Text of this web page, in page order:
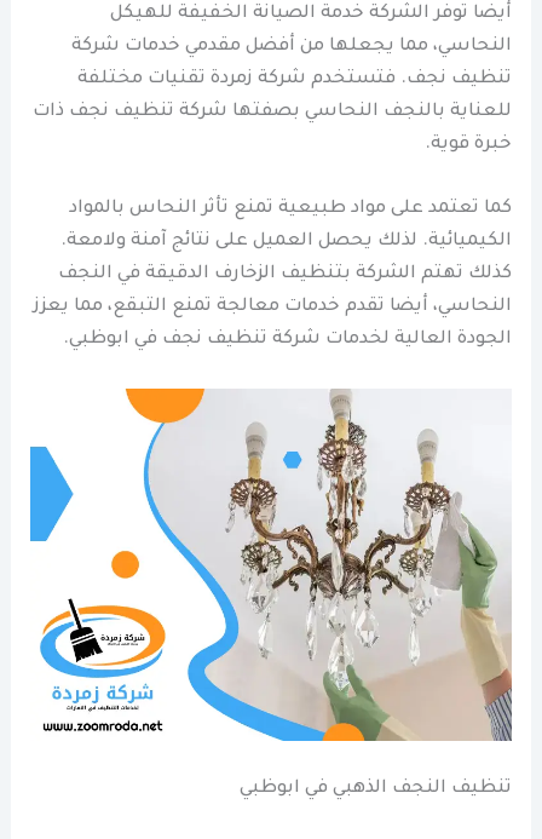
أيضا توفر الشركة خدمة الصيانة الخفيفة للهيكل
النحاسي، مما يجعلها من أفضل مقدمي خدمات شركة
تنظيف نجف. فتستخدم شركة زمردة تقنيات مختلفة
للعناية بالنجف النحاسي بصفتها شركة تنظيف نجف ذات
خبرة قوية.
كما تعتمد على مواد طبيعية تمنع تأثر النحاس بالمواد
الكيميائية. لذلك يحصل العميل على نتائج آمنة ولامعة.
كذلك تهتم الشركة بتنظيف الزخارف الدقيقة في النجف
النحاسي، أيضا تقدم خدمات معالجة تمنع التبقع، مما يعزز
الجودة العالية لخدمات شركة تنظيف نجف في ابوظبي.
تنظيف النجف الذهبي في ابوظبي